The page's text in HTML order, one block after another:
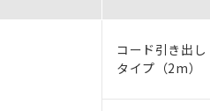
コード引き出し
タイプ（2m）